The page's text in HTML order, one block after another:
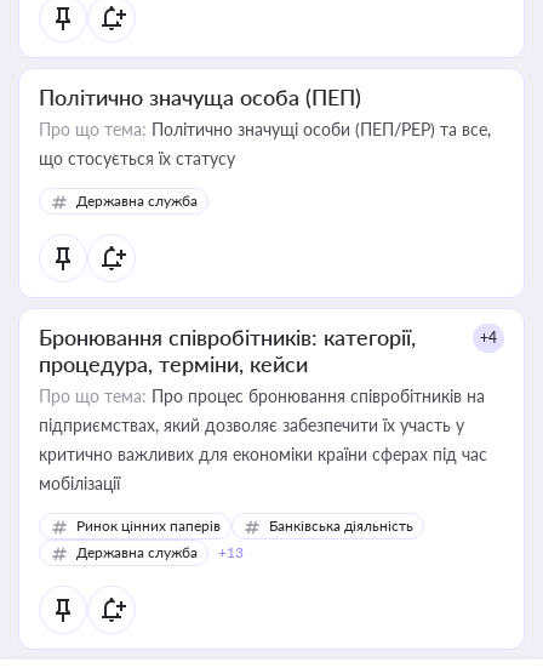
Політично значуща особа (ПЕП)
Про що тема: Політично значущі особи (ПЕП/PEP) та все,
що стосується їх статусу
Державна служба
Бронювання співробітників: категорії,
процедура, терміни, кейси
+4
Про що тема: Про процес бронювання співробітників на
підприємствах, який дозволяє забезпечити їх участь у
критично важливих для економіки країни сферах під час
мобілізації
Ринок цінних паперів
Банківська діяльність
Державна служба
+13